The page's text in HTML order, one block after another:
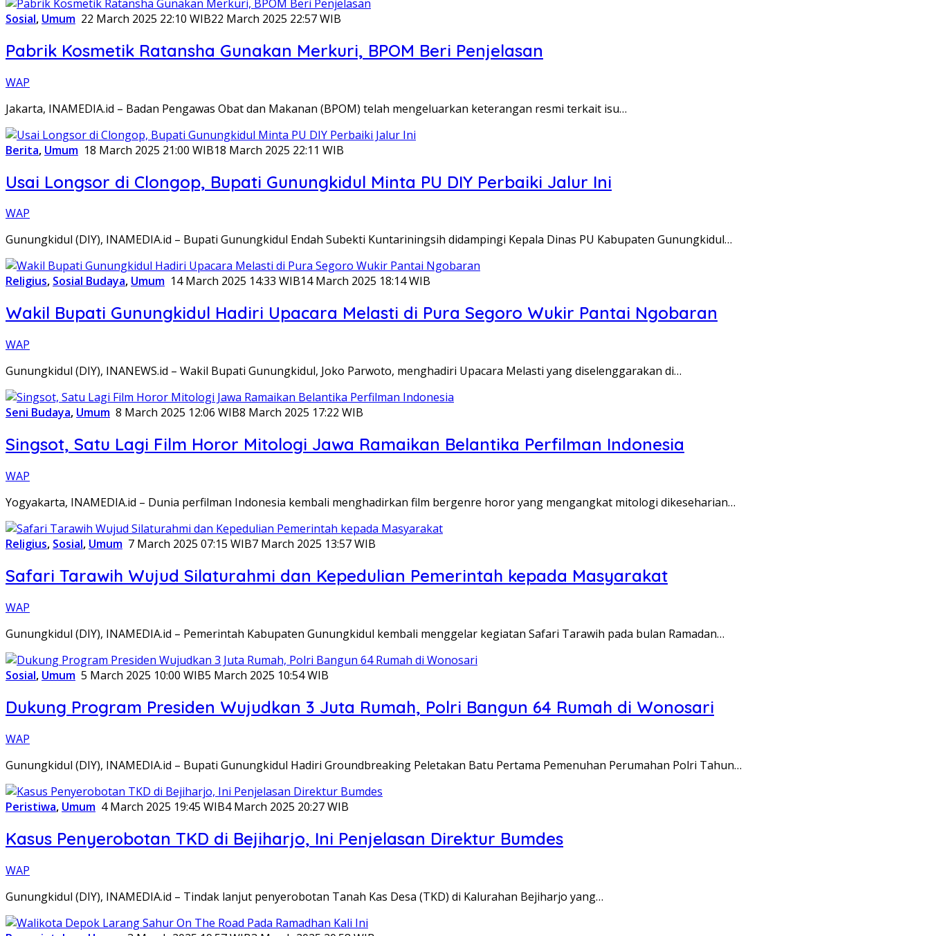
Sosial, Umum 22 March 2025 22:10 WIB22 March 2025 22:57 WIB
Pabrik Kosmetik Ratansha Gunakan Merkuri, BPOM Beri Penjelasan
WAP
Jakarta, INAMEDIA.id – Badan Pengawas Obat dan Makanan (BPOM) telah mengeluarkan keterangan resmi terkait isu…
Berita, Umum 18 March 2025 21:00 WIB18 March 2025 22:11 WIB
Usai Longsor di Clongop, Bupati Gunungkidul Minta PU DIY Perbaiki Jalur Ini
WAP
Gunungkidul (DIY), INAMEDIA.id – Bupati Gunungkidul Endah Subekti Kuntariningsih didampingi Kepala Dinas PU Kabupaten Gunungkidul…
Religius, Sosial Budaya, Umum 14 March 2025 14:33 WIB14 March 2025 18:14 WIB
Wakil Bupati Gunungkidul Hadiri Upacara Melasti di Pura Segoro Wukir Pantai Ngobaran
WAP
Gunungkidul (DIY), INANEWS.id – Wakil Bupati Gunungkidul, Joko Parwoto, menghadiri Upacara Melasti yang diselenggarakan di…
Seni Budaya, Umum 8 March 2025 12:06 WIB8 March 2025 17:22 WIB
Singsot, Satu Lagi Film Horor Mitologi Jawa Ramaikan Belantika Perfilman Indonesia
WAP
Yogyakarta, INAMEDIA.id – Dunia perfilman Indonesia kembali menghadirkan film bergenre horor yang mengangkat mitologi dikeseharian…
Religius, Sosial, Umum 7 March 2025 07:15 WIB7 March 2025 13:57 WIB
Safari Tarawih Wujud Silaturahmi dan Kepedulian Pemerintah kepada Masyarakat
WAP
Gunungkidul (DIY), INAMEDIA.id – Pemerintah Kabupaten Gunungkidul kembali menggelar kegiatan Safari Tarawih pada bulan Ramadan…
Sosial, Umum 5 March 2025 10:00 WIB5 March 2025 10:54 WIB
Dukung Program Presiden Wujudkan 3 Juta Rumah, Polri Bangun 64 Rumah di Wonosari
WAP
Gunungkidul (DIY), INAMEDIA.id – Bupati Gunungkidul Hadiri Groundbreaking Peletakan Batu Pertama Pemenuhan Perumahan Polri Tahun…
Peristiwa, Umum 4 March 2025 19:45 WIB4 March 2025 20:27 WIB
Kasus Penyerobotan TKD di Bejiharjo, Ini Penjelasan Direktur Bumdes
WAP
Gunungkidul (DIY), INAMEDIA.id – Tindak lanjut penyerobotan Tanah Kas Desa (TKD) di Kalurahan Bejiharjo yang…